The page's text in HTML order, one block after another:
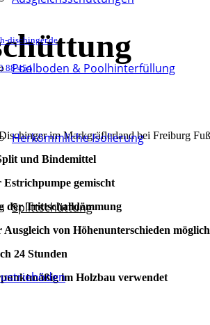
dischinger.de
88 454
Poolboden & Poolhinterfüllung
Herkömmliche Isolierung
Splittschüttung
und Bindemittel
gemischt
der Trittschalldämmung
Ausgleich von Höhenunterschieden möglich
24 Stunden
im Holzbau verwendet